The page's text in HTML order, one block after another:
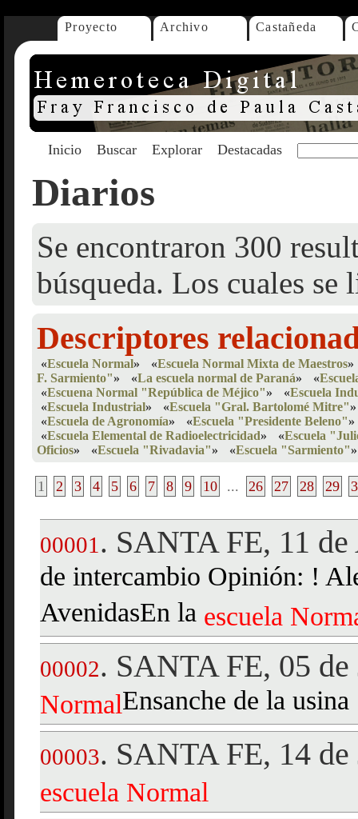
Proyecto Archivo Castañeda
Inicio Buscar Explorar Destacadas
Diarios
Se encontraron 300
búsqueda. Los cuales se
Descriptores
«Escuela Normal» «Escuela Normal Mixta de Maestros»
F. Sarmiento"» «La escuela normal de Paraná» «
«Escuena Normal "República de Méjico"» «Escuela
«Escuela Industrial» «Escuela "Gral. Bartolomé Mitre"»
«Escuela de Agronomía» «Escuela "Presidente Beleno"»
«Escuela Elemental de Radioelectricidad» «Escuela
Oficios» «Escuela "Rivadavia"» «Escuela "Sarmiento"»
1 2 3 4 5 6 7 8 9 10 ... 26 27 28 29
00001 . SANTA FE, 11
de intercambio Opinión: !
AvenidasEn la escuela
00002. SANTA FE, 05
NormalEnsanche de la usina
00003. SANTA FE, 14
escuela Normal